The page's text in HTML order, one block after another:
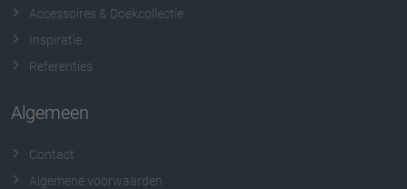
Accessoires & Doekcollectie
Inspiratie
Referenties
Algemeen
Contact
Algemene voorwaarden